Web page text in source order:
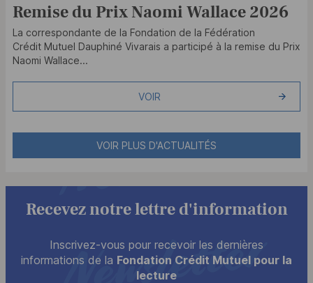
Remise du Prix Naomi Wallace 2026
La correspondante de la Fondation de la Fédération
Crédit Mutuel Dauphiné Vivarais a participé à la remise du Prix
Naomi Wallace...
VOIR
VOIR PLUS D'ACTUALITÉS
Recevez notre lettre d'information
Inscrivez-vous pour recevoir les dernières
informations de la Fondation Crédit Mutuel pour la
lecture